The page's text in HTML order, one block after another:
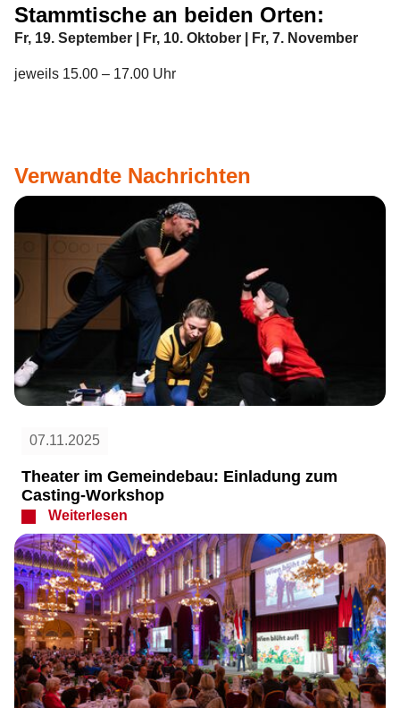
Stammtische an beiden Orten:
Fr, 19. September | Fr, 10. Oktober | Fr, 7. November
jeweils 15.00 – 17.00 Uhr
Verwandte Nachrichten
07.11.2025
Theater im Gemeindebau: Einladung zum
Casting-Workshop
Weiterlesen